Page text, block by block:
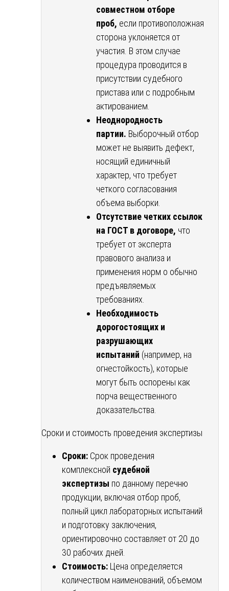
совместном отборе
проб, если противоположная
сторона уклоняется от
участия. В этом случае
процедура проводится в
присутствии судебного
пристава или с подробным
актированием.
Неоднородность
партии. Выборочный отбор
может не выявить дефект,
носящий единичный
характер, что требует
четкого согласования
объема выборки.
Отсутствие четких ссылок
на ГОСТ в договоре, что
требует от эксперта
правового анализа и
применения норм о обычно
предъявляемых
требованиях.
Необходимость
дорогостоящих и
разрушающих
испытаний (например, на
огнестойкость), которые
могут быть оспорены как
порча вещественного
доказательства.
Сроки и стоимость проведения экспертизы
Сроки: Срок проведения
комплексной судебной
экспертизы по данному перечню
продукции, включая отбор проб,
полный цикл лабораторных испытаний
и подготовку заключения,
ориентировочно составляет от 20 до
30 рабочих дней.
Стоимость: Цена определяется
количеством наименований, объемом